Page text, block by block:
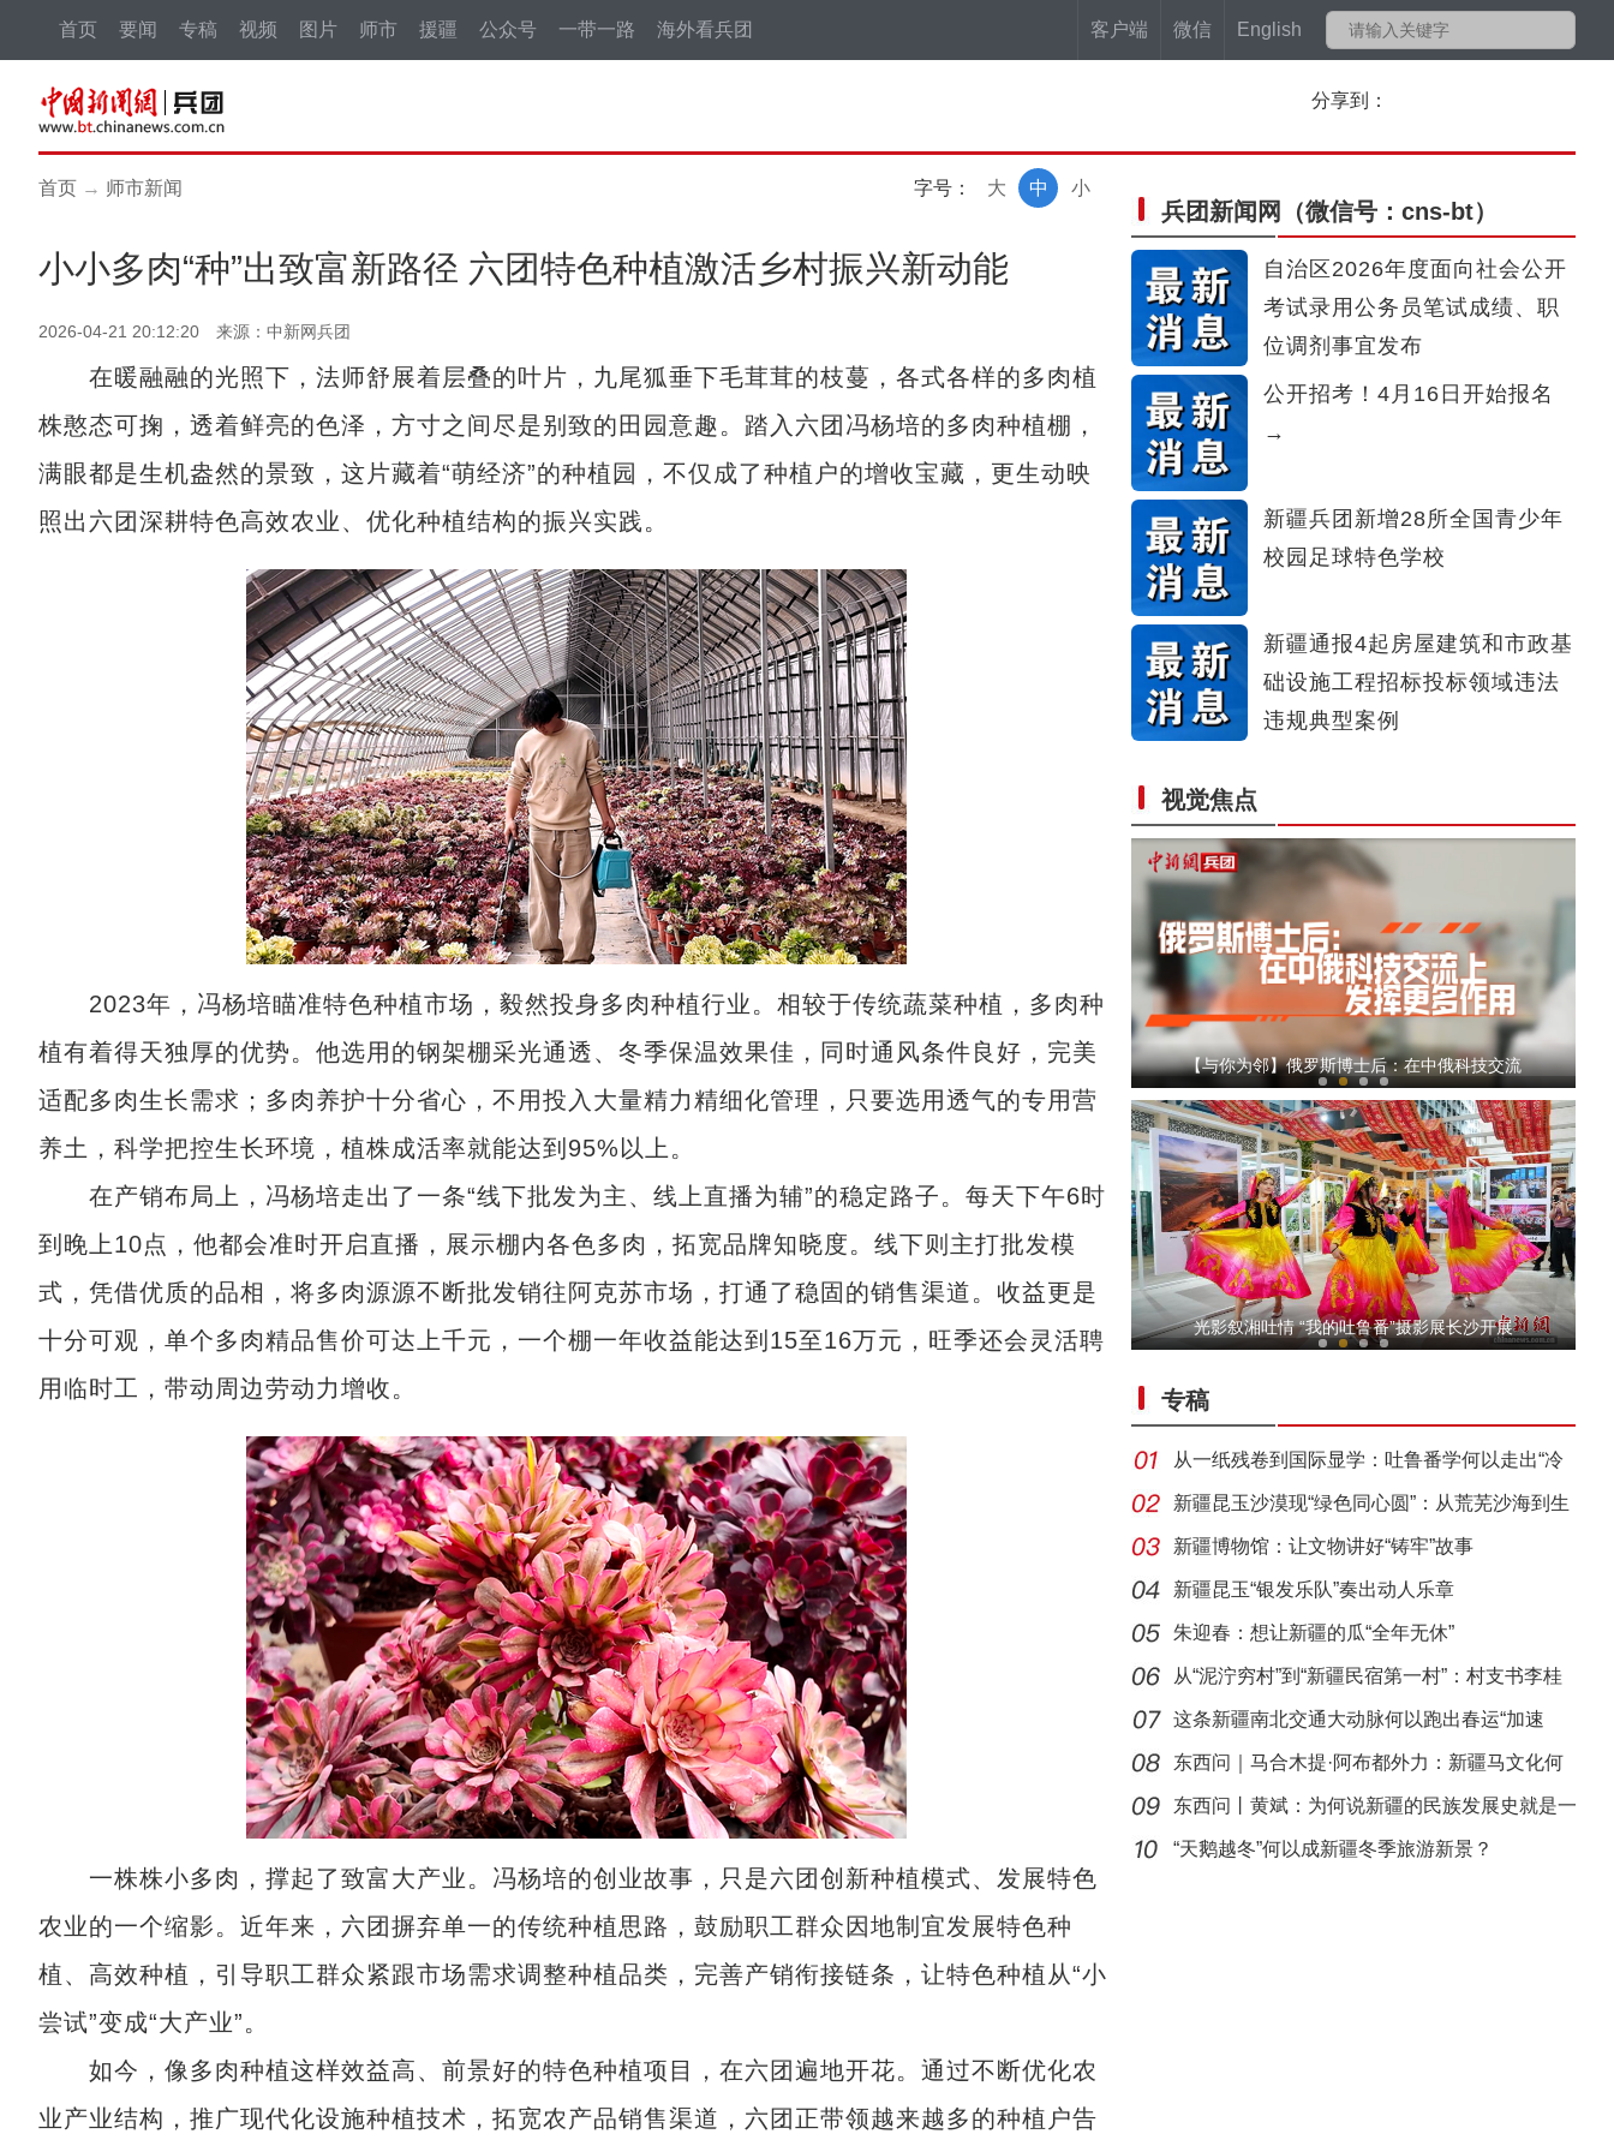
客户端 微信 English
首页 要闻 专稿 视频 图片 师市 援疆 公众号 一带一路 海外看兵团
分享到：
首页 → 师市新闻 字号： 小
中
大
小小多肉“种”出致富新路径 六团特色种植激活乡村振兴新动能
2026-04-21 20:12:20 来源：中新网兵团
在暖融融的光照下，法师舒展着层叠的叶片，九尾狐垂下毛茸茸的枝蔓，各式各样的多肉植
株憨态可掬，透着鲜亮的色泽，方寸之间尽是别致的田园意趣。踏入六团冯杨培的多肉种植棚，
满眼都是生机盎然的景致，这片藏着“萌经济”的种植园，不仅成了种植户的增收宝藏，更生动映
照出六团深耕特色高效农业、优化种植结构的振兴实践。
2023年，冯杨培瞄准特色种植市场，毅然投身多肉种植行业。相较于传统蔬菜种植，多肉种
植有着得天独厚的优势。他选用的钢架棚采光通透、冬季保温效果佳，同时通风条件良好，完美
适配多肉生长需求；多肉养护十分省心，不用投入大量精力精细化管理，只要选用透气的专用营
养土，科学把控生长环境，植株成活率就能达到95%以上。
在产销布局上，冯杨培走出了一条“线下批发为主、线上直播为辅”的稳定路子。每天下午6时
到晚上10点，他都会准时开启直播，展示棚内各色多肉，拓宽品牌知晓度。线下则主打批发模
式，凭借优质的品相，将多肉源源不断批发销往阿克苏市场，打通了稳固的销售渠道。收益更是
十分可观，单个多肉精品售价可达上千元，一个棚一年收益能达到15至16万元，旺季还会灵活聘
用临时工，带动周边劳动力增收。
一株株小多肉，撑起了致富大产业。冯杨培的创业故事，只是六团创新种植模式、发展特色
农业的一个缩影。近年来，六团摒弃单一的传统种植思路，鼓励职工群众因地制宜发展特色种
植、高效种植，引导职工群众紧跟市场需求调整种植品类，完善产销衔接链条，让特色种植从“小
尝试”变成“大产业”。
如今，像多肉种植这样效益高、前景好的特色种植项目，在六团遍地开花。通过不断优化农
业产业结构，推广现代化设施种植技术，拓宽农产品销售渠道，六团正带领越来越多的种植户告
兵团新闻网 （微信号：cns-bt）
自治区2026年度面向社会公开
考试录用公务员笔试成绩、职
位调剂事宜发布
公开招考！4月16日开始报名
→
新疆兵团新增28所全国青少年
校园足球特色学校
新疆通报4起房屋建筑和市政基
础设施工程招标投标领域违法
违规典型案例
视觉焦点
侨乡故事 | 哈班拜的相声追梦记
以“阅读+文旅+非遗+农技”织就六团文化新图
【与你为邻】俄罗斯博士后：在中俄科技交流
【与你为邻】新疆水果的跨国情缘
以“阅读+文旅+非遗+农技”织就六团文化新图
光影叙湘吐情 “我的吐鲁番”摄影展长沙开展
专稿
从一纸残卷到国际显学：吐鲁番学何以走出“冷
门”
新疆昆玉沙漠现“绿色同心圆”：从荒芜沙海到生
态
新疆博物馆：让文物讲好“铸牢”故事
新疆昆玉“银发乐队”奏出动人乐章
朱迎春：想让新疆的瓜“全年无休”
从“泥泞穷村”到“新疆民宿第一村”：村支书李桂
这条新疆南北交通大动脉何以跑出春运“加速
度”？
东西问｜马合木提·阿布都外力：新疆马文化何
以实
东西问丨黄斌：为何说新疆的民族发展史就是一
部交
“天鹅越冬”何以成新疆冬季旅游新景？